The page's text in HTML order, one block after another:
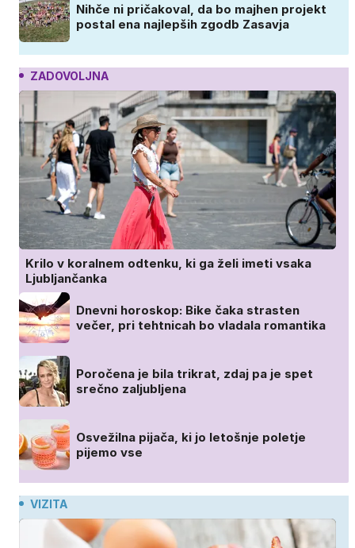
Nihče ni pričakoval, da bo majhen projekt
postal ena najlepših zgodb Zasavja
ZADOVOLJNA
Krilo v koralnem odtenku, ki ga želi imeti vsaka
Ljubljančanka
Dnevni horoskop: Bike čaka strasten
večer, pri tehtnicah bo vladala romantika
Poročena je bila trikrat, zdaj pa je spet
srečno zaljubljena
Osvežilna pijača, ki jo letošnje poletje
pijemo vse
VIZITA